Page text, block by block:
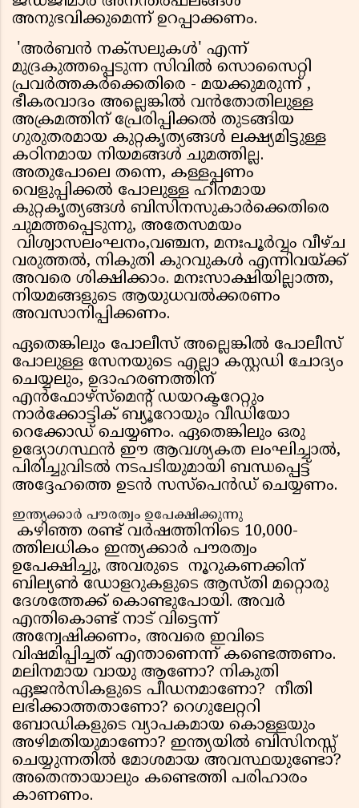
അനുഭവിക്കുമെന്ന് ഉറപ്പാക്കണം.
'അര്‍ബന്‍ നക്‌സലുകള്‍' എന്ന്
മുദ്രകുത്തപ്പെടുന്ന സിവില്‍ സൊസൈറ്റി
പ്രവര്‍ത്തകര്‍ക്കെതിരെ - മയക്കുമരുന്ന് ,
ഭീകരവാദം അല്ലെങ്കില്‍ വന്‍തോതിലുള്ള
അക്രമത്തിന് പ്രേരിപ്പിക്കല്‍ തുടങ്ങിയ
ഗുരുതരമായ കുറ്റകൃത്യങ്ങള്‍ ലക്ഷ്യമിട്ടുള്ള
കഠിനമായ നിയമങ്ങള്‍ ചുമത്തില്ല.
അതുപോലെ തന്നെ, കള്ളപ്പണം
വെളുപ്പിക്കല്‍ പോലുള്ള ഹീനമായ
കുറ്റകൃത്യങ്ങള്‍ ബിസിനസുകാര്‍ക്കെതിരെ
ചുമത്തപ്പെടുന്നു, അതേസമയം
വിശ്വാസലംഘനം,വഞ്ചന, മനഃപൂര്‍വ്വം വീഴ്ച
വരുത്തല്‍, നികുതി കുറവുകള്‍ എന്നിവയ്ക്ക്
അവരെ ശിക്ഷിക്കാം. മനഃസാക്ഷിയില്ലാത്ത,
നിയമങ്ങളുടെ ആയുധവല്‍ക്കരണം
അവസാനിപ്പിക്കണം.
ഏതെങ്കിലും പോലീസ് അല്ലെങ്കില്‍ പോലീസ്
പോലുള്ള സേനയുടെ എല്ലാ കസ്റ്റഡി ചോദ്യം
ചെയ്യലും, ഉദാഹരണത്തിന്
എന്‍ഫോഴ്‌സ്‌മെന്റ് ഡയറക്ടറേറ്റും
നാര്‍ക്കോട്ടിക് ബ്യൂറോയും വീഡിയോ
റെക്കോഡ് ചെയ്യണം. ഏതെങ്കിലും ഒരു
ഉദ്യോഗസ്ഥന്‍ ഈ ആവശ്യകത ലംഘിച്ചാല്‍,
പിരിച്ചുവിടല്‍ നടപടിയുമായി ബന്ധപ്പെട്ട്
അദ്ദേഹത്തെ ഉടന്‍ സസ്പെന്‍ഡ് ചെയ്യണം.
ഇന്ത്യക്കാര്‍ പൗരത്വം ഉപേക്ഷിക്കുന്നു
കഴിഞ്ഞ രണ്ട് വര്‍ഷത്തിനിടെ 10,000-
ത്തിലധികം ഇന്ത്യക്കാര്‍ പൗരത്വം
ഉപേക്ഷിച്ചു, അവരുടെ നൂറുകണക്കിന്
ബില്യണ്‍ ഡോളറുകളുടെ ആസ്തി മറ്റൊരു
ദേശത്തേക്ക് കൊണ്ടുപോയി. അവര്‍
എന്തികൊണ്ട് നാട് വിട്ടെന്ന്
അന്വേഷിക്കണം, അവരെ ഇവിടെ
വിഷമിപ്പിച്ചത് എന്താണെന്ന് കണ്ടെത്തണം.
മലിനമായ വായു ആണോ? നികുതി
ഏജന്‍സികളുടെ പീഡനമാണോ? നീതി
ലഭിക്കാത്തതാണോ? റെഗുലേറ്ററി
ബോഡികളുടെ വ്യാപകമായ കൊള്ളയും
അഴിമതിയുമാണോ? ഇന്ത്യയില്‍ ബിസിനസ്സ്
ചെയ്യുന്നതില്‍ മോശമായ അവസ്ഥയുണ്ടോ?
അതെന്തായാലും കണ്ടെത്തി പരിഹാരം
കാണണം.